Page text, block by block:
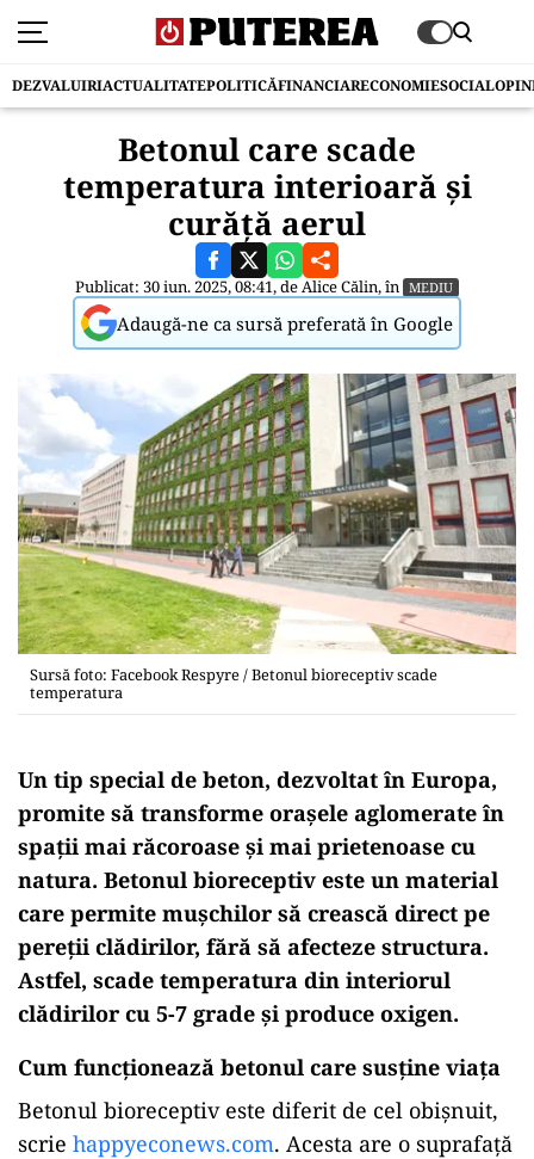
DEZVALUIRIACTUALITATEPOLITICĂFINANCIARECONOMIESOCIAL
Betonul care scade
temperatura interioară și
curăță aerul
Publicat: 30 iun. 2025, 08:41, deAlice Călin, în MEDIU
Adaugă-ne ca sursă preferată în Google
Sursă foto: Facebook Respyre / Betonul bioreceptiv scade
temperatura
Un tip special de beton, dezvoltat în Europa,
promite să transforme orașele aglomerate în
spații mai răcoroase și mai prietenoase cu
natura. Betonul bioreceptiv este un material
care permite mușchilor să crească direct pe
pereții clădirilor, fără să afecteze structura.
Astfel, scade temperatura din interiorul
clădirilor cu 5-7 grade și produce oxigen.
Cum funcționează betonul care susține viața
Betonul bioreceptiv este diferit de cel obișnuit,
scrie happyeconews.com. Acesta are o suprafață